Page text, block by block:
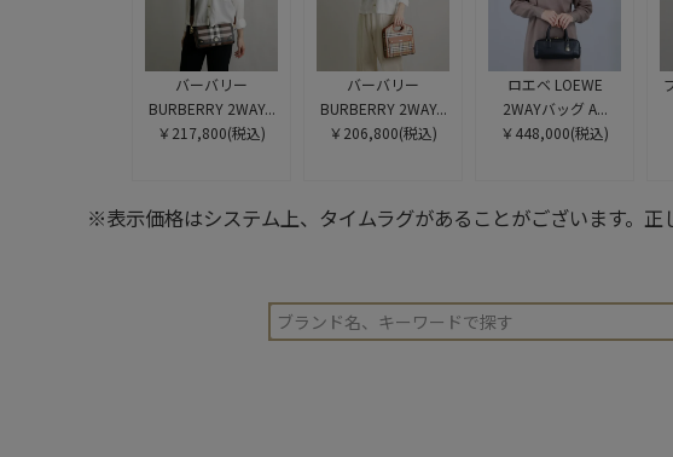
バーバリー
BURBERRY 2WAY...
￥217,800(税込)
バーバリー
BURBERRY 2WAY...
￥206,800(税込)
ロエベ LOEWE
2WAYバッグ A...
￥448,000(税込)
※表示価格はシステム上、タイムラグがあることがございます。正